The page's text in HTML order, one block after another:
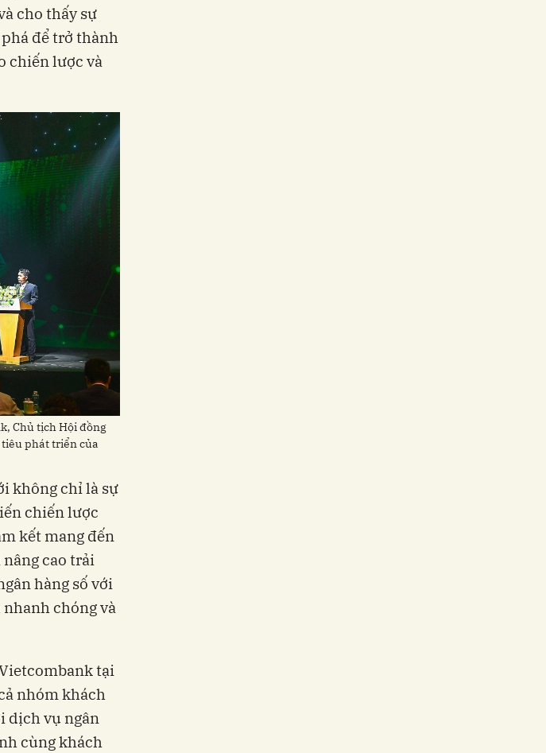
cho thấy sự
để trở thành
chiến lược và
Chủ tịch Hội đồng
phát triển của
không chỉ là sự
chiến lược
kết mang đến
cao trải
hàng số với
chóng và
tại
nhóm khách
dịch vụ ngân
cùng khách